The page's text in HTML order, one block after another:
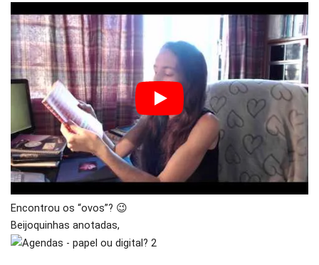
Encontrou os “ovos”? 😉
Beijoquinhas anotadas,